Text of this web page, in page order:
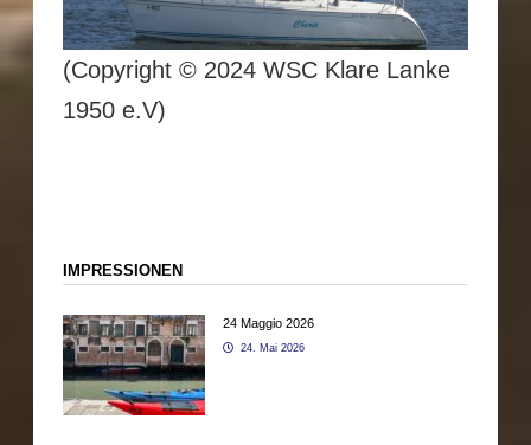
(Copyright © 2024 WSC Klare Lanke
1950 e.V)
IMPRESSIONEN
24 Maggio 2026
24. Mai 2026